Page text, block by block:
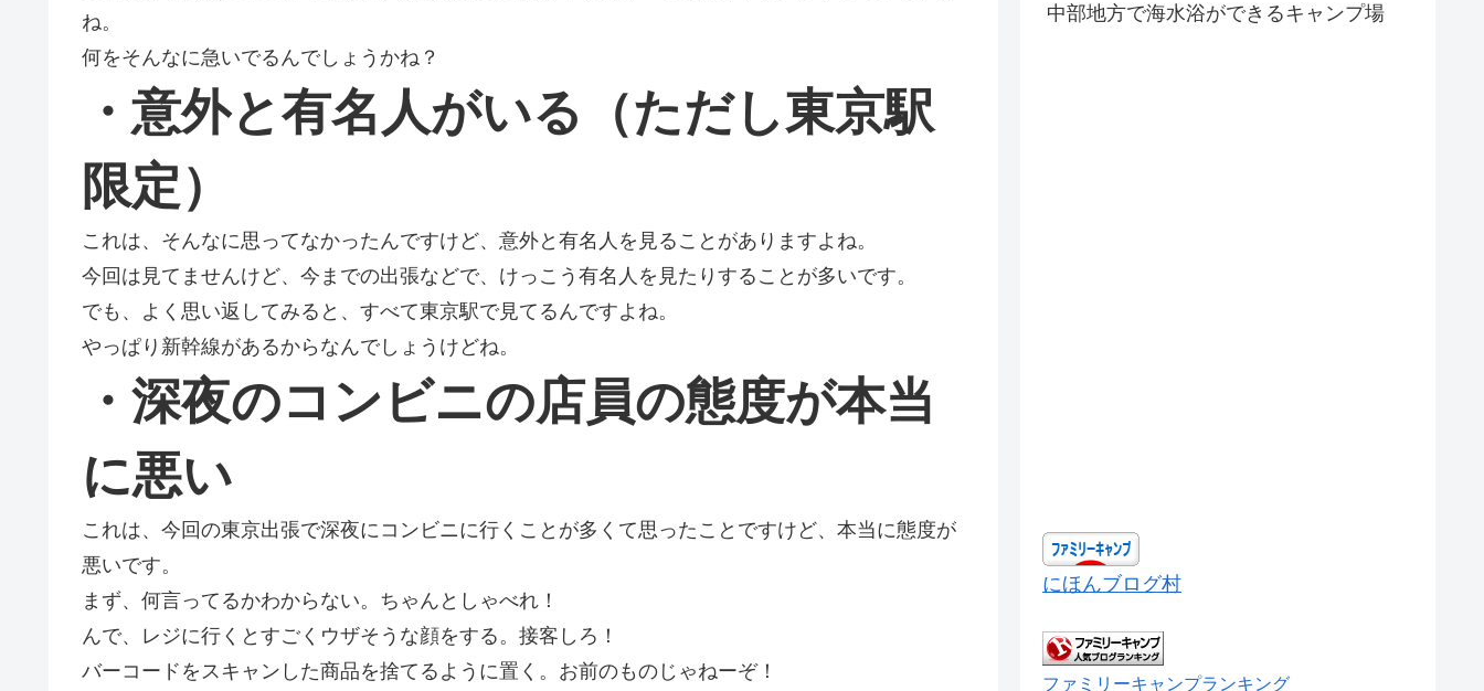
ね。
何をそんなに急いでるんでしょうかね？
・意外と有名人がいる（ただし東京駅
限定）
これは、そんなに思ってなかったんですけど、意外と有名人を見ることがありますよね。
今回は見てませんけど、今までの出張などで、けっこう有名人を見たりすることが多いです。
でも、よく思い返してみると、すべて東京駅で見てるんですよね。
やっぱり新幹線があるからなんでしょうけどね。
・深夜のコンビニの店員の態度が本当
に悪い
これは、今回の東京出張で深夜にコンビニに行くことが多くて思ったことですけど、本当に態度が
悪いです。
まず、何言ってるかわからない。ちゃんとしゃべれ！
んで、レジに行くとすごくウザそうな顔をする。接客しろ！
バーコードをスキャンした商品を捨てるように置く。お前のものじゃねーぞ！
中部地方で海水浴ができるキャンプ場
にほんブログ村
ファミリーキャンプランキング